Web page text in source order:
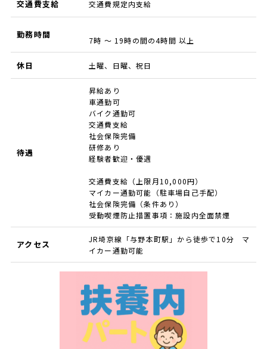
交通費支給 交通費規定内支給
勤務時間
7時 ～ 19時の間の4時間 以上
休日 土曜、日曜、祝日
待遇
昇給あり
車通勤可
バイク通勤可
交通費支給
社会保険完備
研修あり
経験者歓迎・優遇
交通費支給（上限月10,000円）
マイカー通勤可能（駐車場自己手配）
社会保険完備（条件あり）
受動喫煙防止措置事項：施設内全面禁煙
アクセス
JR埼京線「与野本町駅」から徒歩で10分 マ
イカー通勤可能